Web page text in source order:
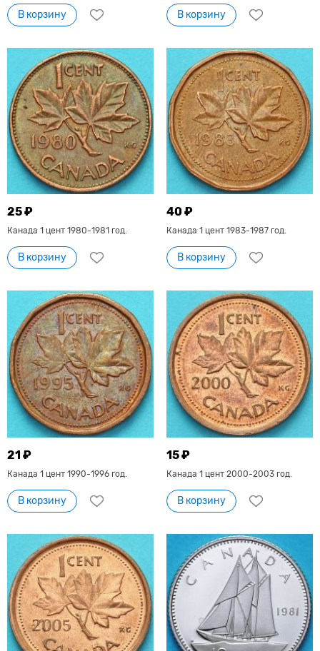
В корзину В корзину
25 ₽
Канада 1 цент 1980-1981 год.
В корзину
40 ₽
Канада 1 цент 1983-1987 год.
В корзину
21 ₽
Канада 1 цент 1990-1996 год.
В корзину
15 ₽
Канада 1 цент 2000-2003 год.
В корзину